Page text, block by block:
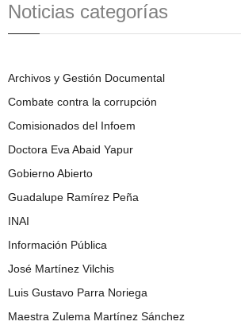
Noticias categorías
Archivos y Gestión Documental
Combate contra la corrupción
Comisionados del Infoem
Doctora Eva Abaid Yapur
Gobierno Abierto
Guadalupe Ramírez Peña
INAI
Información Pública
José Martínez Vilchis
Luis Gustavo Parra Noriega
Maestra Zulema Martínez Sánchez